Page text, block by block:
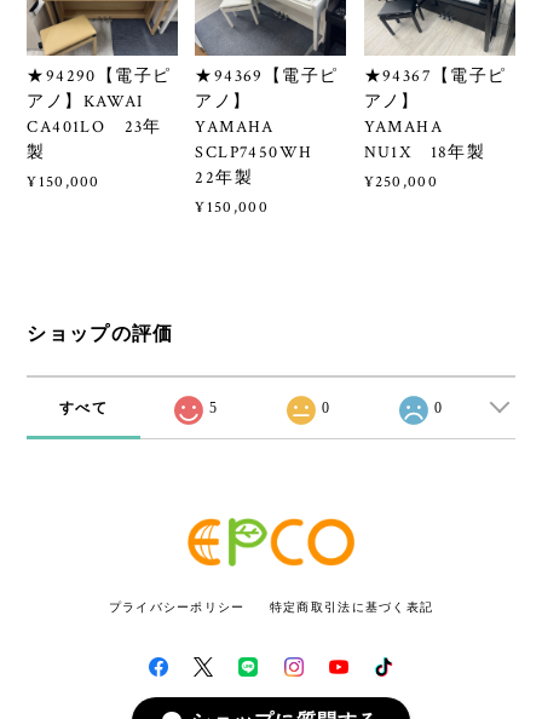
★94290【電子ピ
アノ】KAWAI
CA401LO 23年
製
¥150,000
★94369【電子ピ
アノ】
YAMAHA
SCLP7450WH
22年製
¥150,000
★94367【電子ピ
アノ】
YAMAHA
NU1X 18年製
¥250,000
ショップの評価
すべて 5 0 0
プライバシーポリシー 特定商取引法に基づく表記